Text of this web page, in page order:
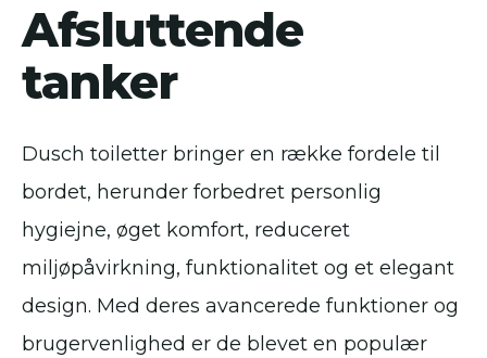
Afsluttende
tanker
Dusch toiletter bringer en række fordele til
bordet, herunder forbedret personlig
hygiejne, øget komfort, reduceret
miljøpåvirkning, funktionalitet og et elegant
design. Med deres avancerede funktioner og
brugervenlighed er de blevet en populær